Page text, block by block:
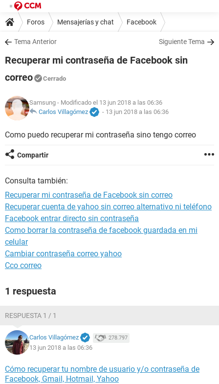
Foros Mensajerías y chat Facebook
Tema Anterior Siguiente Tema
Recuperar mi contraseña de Facebook sin
correo
Cerrado
Samsung - Modificado el 13 jun 2018 a las 06:36
Carlos Villagómez
- 13 jun 2018 a las 06:36
Como puedo recuperar mi contraseña sino tengo correo
Compartir
Consulta también:
Recuperar mi contraseña de Facebook sin correo
Recuperar cuenta de yahoo sin correo alternativo ni teléfono
Facebook entrar directo sin contraseña
Como borrar la contraseña de facebook guardada en mi
celular
Cambiar contraseña correo yahoo
Cco correo
1 respuesta
RESPUESTA 1 / 1
Carlos Villagómez 278.797
13 jun 2018 a las 06:36
Cómo recuperar tu nombre de usuario y/o contraseña de
Facebook, Gmail, Hotmail, Yahoo